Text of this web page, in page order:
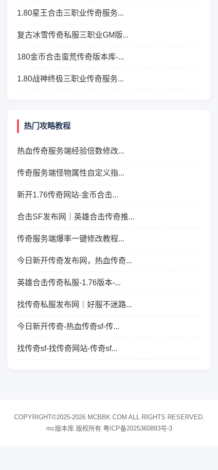
1.80星王合击三职业传奇服务...
复古冰雪传奇私服三职业GM版...
180金币合击蛮荒传奇版本库-...
1.80战神终极三职业传奇服务...
热门攻略教程
热血传奇服务端经验倍数修改...
传奇服务端怪物属性自定义指...
新开1.76传奇网站-金币合击...
合击SF发布网｜英雄合击传奇推...
传奇服务端爆率一键修改教程...
今日新开传奇发布网，热血传奇...
英雄合击传奇私服-1.76版本-...
找传奇私服发布网｜好服不迷路...
今日新开传奇-热血传奇sf-传...
找传奇sf-找传奇网站-传奇sf...
COPYRIGHT©2025-2026 MCBBK.COM ALL RIGHTS RESERVED.
mc版本库 版权所有 粤ICP备2025360893号-3